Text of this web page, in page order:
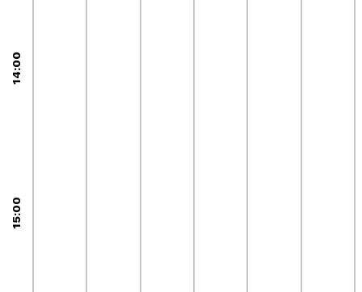
14:00
15:00